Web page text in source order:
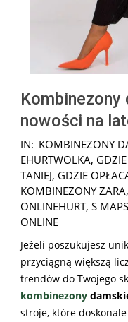
nowości na
2025-
01-
20
IN: KOMBINEZONY
EHURTWOLKA,
TANIEJ, GDZIE
KOMBINEZONY ZARA,
ONLINEHURT, S MAPS
ONLINE
Jeżeli poszukujesz
przyciągną większą
trendów do Twojego
kombinezony
stroje, które